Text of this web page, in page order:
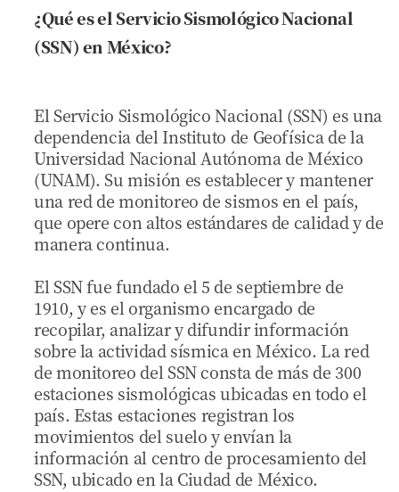
¿Qué es el Servicio Sismológico Nacional
(SSN) en México?
El Servicio Sismológico Nacional (SSN) es una
dependencia del Instituto de Geofísica de la
Universidad Nacional Autónoma de México
(UNAM). Su misión es establecer y mantener
una red de monitoreo de sismos en el país,
que opere con altos estándares de calidad y de
manera continua.
El SSN fue fundado el 5 de septiembre de
1910, y es el organismo encargado de
recopilar, analizar y difundir información
sobre la actividad sísmica en México. La red
de monitoreo del SSN consta de más de 300
estaciones sismológicas ubicadas en todo el
país. Estas estaciones registran los
movimientos del suelo y envían la
información al centro de procesamiento del
SSN, ubicado en la Ciudad de México.